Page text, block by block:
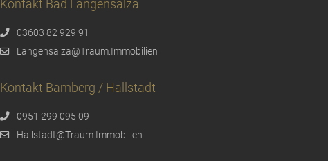
Kontakt Bad Langensalza
03603 82 929 91
Langensalza@Traum.Immobilien
Kontakt Bamberg / Hallstadt
0951 299 095 09
Hallstadt@Traum.Immobilien